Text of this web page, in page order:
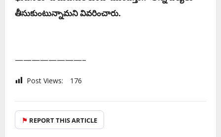
తీసుకుంటున్నామ‌ని వివ‌రించారు.
————————–
Post Views: 176
⚑ REPORT THIS ARTICLE